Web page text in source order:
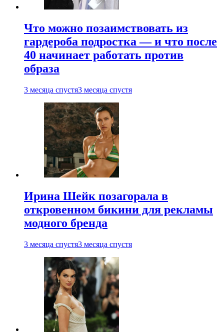
Что можно позаимствовать из
гардероба подростка — и что после
40 начинает работать против
образа
3 месяца спустя3 месяца спустя
Ирина Шейк позагорала в
откровенном бикини для рекламы
модного бренда
3 месяца спустя3 месяца спустя